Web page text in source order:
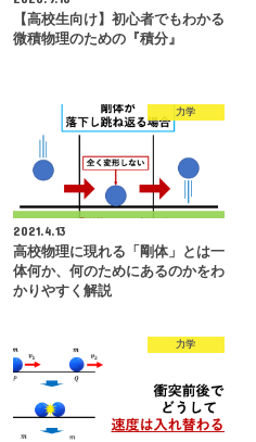
【高校生向け】初心者でもわかる
微積物理のための『積分』
力学
2021.4.13
高校物理に現れる「剛体」とは一
体何か、何のためにあるのかをわ
かりやすく解説
力学